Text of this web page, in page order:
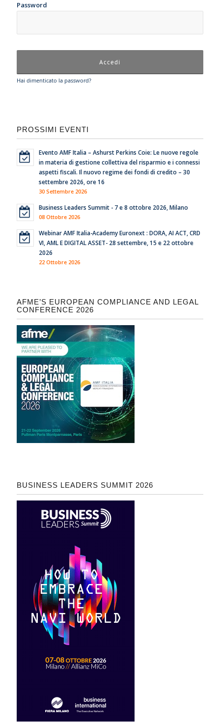
Password
Hai dimenticato la password?
PROSSIMI EVENTI
Evento AMF Italia – Ashurst Perkins Coie: Le nuove regole
in materia di gestione collettiva del risparmio e i connessi
aspetti fiscali. Il nuovo regime dei fondi di credito – 30
settembre 2026, ore 16
30 Settembre 2026
Business Leaders Summit - 7 e 8 ottobre 2026, Milano
08 Ottobre 2026
Webinar AMF Italia-Academy Euronext : DORA, AI ACT, CRD
VI, AML E DIGITAL ASSET- 28 settembre, 15 e 22 ottobre
2026
22 Ottobre 2026
AFME’S EUROPEAN COMPLIANCE AND LEGAL
CONFERENCE 2026
BUSINESS LEADERS SUMMIT 2026